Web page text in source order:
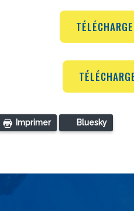
Imprimer Bluesky